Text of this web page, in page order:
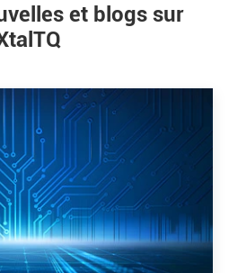
et blogs sur